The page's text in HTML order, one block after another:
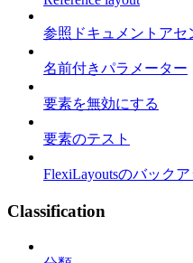
参照ドキュメントアセ
名前付きパラメーター
要素を無効にする
要素のテスト
FlexiLayoutsのバック
Classification